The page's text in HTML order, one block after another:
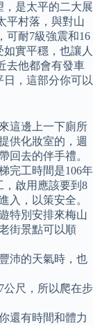
是太平的二大展
平村落，與對山
可耐7級強震和16
實平穩，也讓人
去他都會有發車
，這部分你可以
這邊上一下廁所
供化妝室的，週
回去的伴手禮。
完工時間是106年
，啟用應該要到8
入，以策安全。
特別安排來梅山
街景點可以順
沛的天氣時，也
公尺，所以爬在步
還有時間和體力